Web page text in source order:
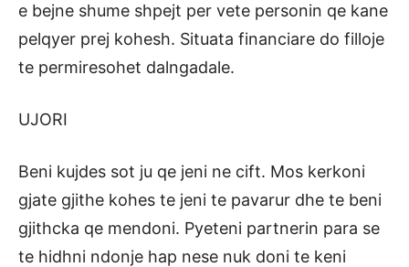
e bejne shume shpejt per vete personin qe kane
pelqyer prej kohesh. Situata financiare do filloje
te permiresohet dalngadale.
UJORI
Beni kujdes sot ju qe jeni ne cift. Mos kerkoni
gjate gjithe kohes te jeni te pavarur dhe te beni
gjithcka qe mendoni. Pyeteni partnerin para se
te hidhni ndonje hap nese nuk doni te keni